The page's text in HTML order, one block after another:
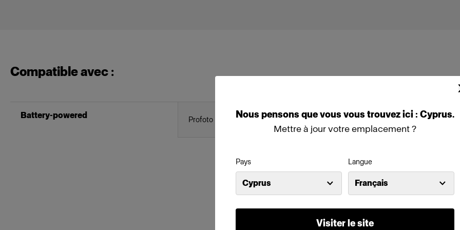
Nous pensons quevous vous trouvezici : Cyprus.
Mettre à jour votre emplacement ?
Pays
Cyprus
Langue
Français
Visiter le site
Compatible avec :
Battery-powered Profoto B10 Profoto B10 Plus